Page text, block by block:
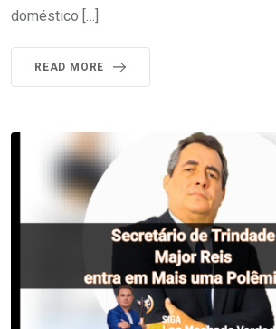
doméstico […]
READ MORE